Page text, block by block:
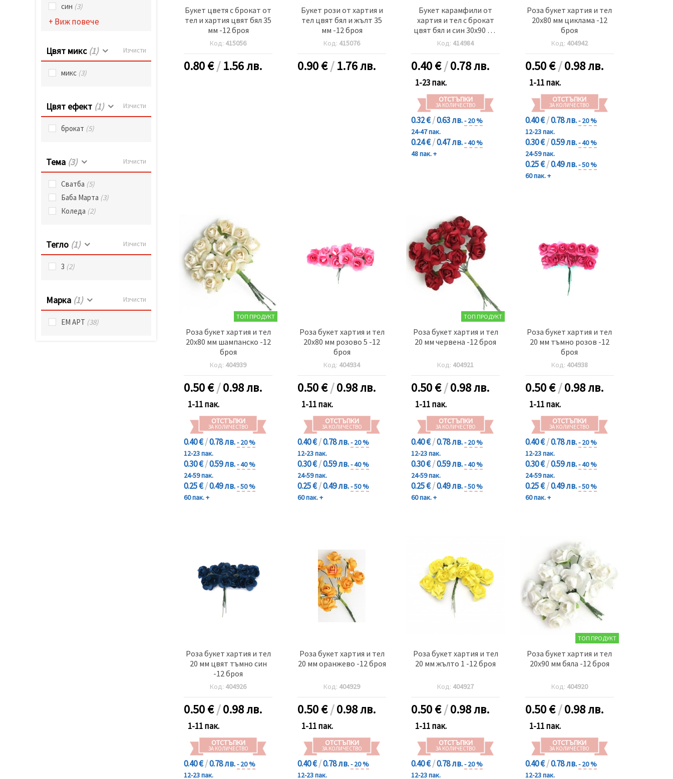
син (3)
+ Виж повече
Цвят микс (1) Изчисти
микс (3)
Цвят ефект (1) Изчисти
брокат (5)
Тема (3) Изчисти
Сватба (5)
Баба Марта (3)
Коледа (2)
Тегло (1) Изчисти
3 (2)
Марка (1) Изчисти
ЕМ АРТ (38)
Букет цветя с брокат от
тел и хартия цвят бял 35
мм -12 броя
Код: 415056
0.80€/1.56 лв.
Букет рози от хартия и
тел цвят бял и жълт 35
мм -12 броя
Код: 415076
0.90€/1.76 лв.
Букет карамфили от
хартия и тел с брокат
цвят бял и син 30x90 мм
-6 броя
Код: 414984
0.40€/0.78 лв.
1-23 пак.
ОТСТЪПКИ
ЗА КОЛИЧЕСТВО
0.32 €/0.63 лв.- 20 %
24-47 пак.
0.24 €/0.47 лв.- 40 %
48 пак. +
Роза букет хартия и тел
20x80 мм циклама -12
броя
Код: 404942
0.50€/0.98 лв.
1-11 пак.
ОТСТЪПКИ
ЗА КОЛИЧЕСТВО
0.40 €/0.78 лв.- 20 %
12-23 пак.
0.30 €/0.59 лв.- 40 %
24-59 пак.
0.25 €/0.49 лв.- 50 %
60 пак. +
ТОП ПРОДУКТ
Роза букет хартия и тел
20x80 мм шампанско -12
броя
Код: 404939
0.50€/0.98 лв.
1-11 пак.
ОТСТЪПКИ
ЗА КОЛИЧЕСТВО
0.40 €/0.78 лв.- 20 %
12-23 пак.
0.30 €/0.59 лв.- 40 %
24-59 пак.
0.25 €/0.49 лв.- 50 %
60 пак. +
Роза букет хартия и тел
20x80 мм розово 5 -12
броя
Код: 404934
0.50€/0.98 лв.
1-11 пак.
ОТСТЪПКИ
ЗА КОЛИЧЕСТВО
0.40 €/0.78 лв.- 20 %
12-23 пак.
0.30 €/0.59 лв.- 40 %
24-59 пак.
0.25 €/0.49 лв.- 50 %
60 пак. +
ТОП ПРОДУКТ
Роза букет хартия и тел
20 мм червена -12 броя
Код: 404921
0.50€/0.98 лв.
1-11 пак.
ОТСТЪПКИ
ЗА КОЛИЧЕСТВО
0.40 €/0.78 лв.- 20 %
12-23 пак.
0.30 €/0.59 лв.- 40 %
24-59 пак.
0.25 €/0.49 лв.- 50 %
60 пак. +
Роза букет хартия и тел
20 мм тъмно розов -12
броя
Код: 404938
0.50€/0.98 лв.
1-11 пак.
ОТСТЪПКИ
ЗА КОЛИЧЕСТВО
0.40 €/0.78 лв.- 20 %
12-23 пак.
0.30 €/0.59 лв.- 40 %
24-59 пак.
0.25 €/0.49 лв.- 50 %
60 пак. +
Роза букет хартия и тел
20 мм цвят тъмно син
-12 броя
Код: 404926
0.50€/0.98 лв.
1-11 пак.
ОТСТЪПКИ
ЗА КОЛИЧЕСТВО
0.40 €/0.78 лв.- 20 %
12-23 пак.
Роза букет хартия и тел
20 мм оранжево -12 броя
Код: 404929
0.50€/0.98 лв.
1-11 пак.
ОТСТЪПКИ
ЗА КОЛИЧЕСТВО
0.40 €/0.78 лв.- 20 %
12-23 пак.
Роза букет хартия и тел
20 мм жълто 1 -12 броя
Код: 404927
0.50€/0.98 лв.
1-11 пак.
ОТСТЪПКИ
ЗА КОЛИЧЕСТВО
0.40 €/0.78 лв.- 20 %
12-23 пак.
ТОП ПРОДУКТ
Роза букет хартия и тел
20x90 мм бяла -12 броя
Код: 404920
0.50€/0.98 лв.
1-11 пак.
ОТСТЪПКИ
ЗА КОЛИЧЕСТВО
0.40 €/0.78 лв.- 20 %
12-23 пак.